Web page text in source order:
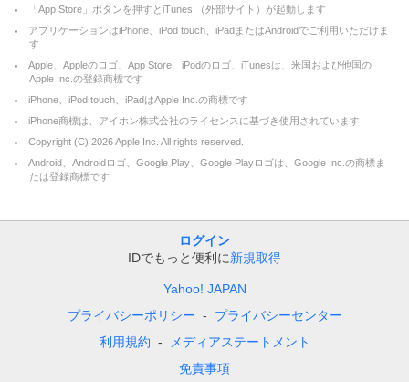
「App Store」ボタンを押すとiTunes （外部サイト）が起動します
アプリケーションはiPhone、iPod touch、iPadまたはAndroidでご利用いただけま
す
Apple、Appleのロゴ、App Store、iPodのロゴ、iTunesは、米国および他国の
Apple Inc.の登録商標です
iPhone、iPod touch、iPadはApple Inc.の商標です
iPhone商標は、アイホン株式会社のライセンスに基づき使用されています
Copyright (C) 2026Apple Inc. All rights reserved.
Android、Androidロゴ、Google Play、Google Playロゴは、Google Inc.の商標ま
たは登録商標です
ログイン
IDでもっと便利に新規取得
Yahoo! JAPAN
プライバシーポリシー
プライバシーセンター
利用規約
メディアステートメント
免責事項